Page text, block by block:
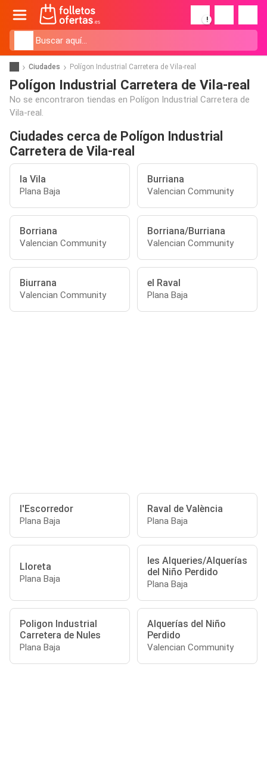
!
Ciudades Polígon Industrial Carretera de Vila-real
Polígon Industrial Carretera de Vila-real
No se encontraron tiendas en Polígon Industrial Carretera de
Vila-real.
Ciudades cerca de Polígon Industrial
Carretera de Vila-real
la Vila
Plana Baja
Burriana
Valencian Community
Borriana
Valencian Community
Borriana/Burriana
Valencian Community
Biurrana
Valencian Community
el Raval
Plana Baja
l'Escorredor
Plana Baja
Raval de València
Plana Baja
Lloreta
Plana Baja
les Alqueries/Alquerías
del Niño Perdido
Plana Baja
Poligon Industrial
Carretera de Nules
Plana Baja
Alquerías del Niño
Perdido
Valencian Community